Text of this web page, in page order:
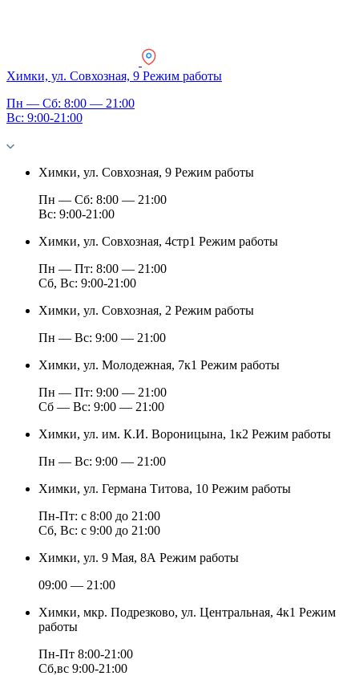
Химки, ул. Совхозная, 9 Режим работы
Пн — Сб: 8:00 — 21:00
Вс: 9:00-21:00
Химки, ул. Совхозная, 9 Режим работы
Пн — Сб: 8:00 — 21:00
Вс: 9:00-21:00
Химки, ул. Совхозная, 4стр1 Режим работы
Пн — Пт: 8:00 — 21:00
Сб, Вс: 9:00-21:00
Химки, ул. Совхозная, 2 Режим работы
Пн — Вс: 9:00 — 21:00
Химки, ул. Молодежная, 7к1 Режим работы
Пн — Пт: 9:00 — 21:00
Cб — Вс: 9:00 — 21:00
Химки, ул. им. К.И. Вороницына, 1к2 Режим работы
Пн — Вс: 9:00 — 21:00
Химки, ул. Германа Титова, 10 Режим работы
Пн-Пт: с 8:00 до 21:00
Сб, Вс: с 9:00 до 21:00
Химки, ул. 9 Мая, 8А Режим работы
09:00 — 21:00
Химки, мкр. Подрезково, ул. Центральная, 4к1 Режим
работы
Пн-Пт 8:00-21:00
Сб,вс 9:00-21:00